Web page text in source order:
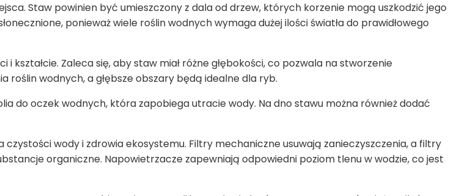
Staw powinien być umieszczony z dala od drzew, których korzenie mogą uszkodzić jego
ponieważ wiele roślin wodnych wymaga dużej ilości światła do prawidłowego
Zaleca się, aby staw miał różne głębokości, co pozwala na stworzenie
roślin wodnych, a głębsze obszary będą idealne dla ryb.
do oczek wodnych, która zapobiega utracie wody. Na dno stawu można również dodać
wody i zdrowia ekosystemu. Filtry mechaniczne usuwają zanieczyszczenia, a filtry
organiczne. Napowietrzacze zapewniają odpowiedni poziom tlenu w wodzie, co jest